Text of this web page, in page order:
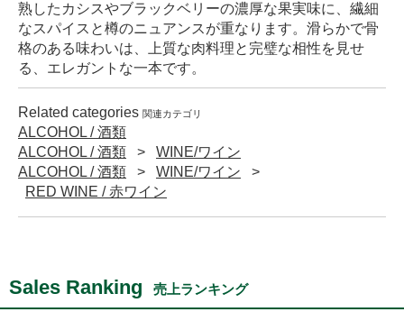
熟したカシスやブラックベリーの濃厚な果実味に、繊細
なスパイスと樽のニュアンスが重なります。滑らかで骨
格のある味わいは、上質な肉料理と完璧な相性を見せ
る、エレガントな一本です。
Related categories 関連カテゴリ
ALCOHOL / 酒類
ALCOHOL / 酒類
WINE/ワイン
ALCOHOL / 酒類
WINE/ワイン
RED WINE / 赤ワイン
Sales Ranking 売上ランキング